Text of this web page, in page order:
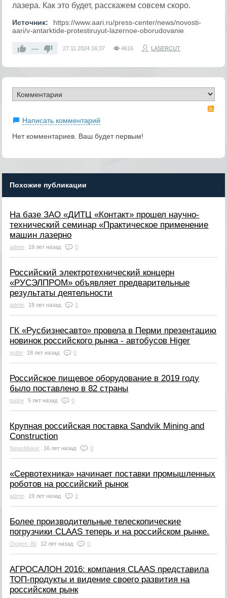
лазера. Как это будет, расскажем совсем скоро.
Источник:
https://www.aari.ru/press-center/news/novosti-
aari/v-antarktide-protestiruyut-lazernoe-oborudovanie
— 27.11.2024 16:37 4616 LASERCUT
Написать комментарий
Нет комментариев. Ваш будет первым!
Похожие публикации
На базе ЗАО «ДИТЦ «Контакт» прошел научно-
технический семинар «Практическое применение
машин лазерно
admin 19 лет назад 0
Российский электротехнический концерн
«РУСЭЛПРОМ» объявляет предварительные
результаты деятельности
admin 19 лет назад 0
ГК «Русбизнесавто» провела в Перми презентацию
новинок российского рынка - автобусов Higer
gottin 18 лет назад 0
Российское пищевое оборудование в 2019 году
было поставлено в 82 страны
padre 5 лет назад 0
Крупная российская поставка Sandvik Mining and
Construction
NewsMaker 16 лет назад 0
«Сервотехника» начинает поставки промышленных
роботов на российский рынок
admin 19 лет назад 0
Более производительные телескопические
погрузчики CLAAS теперь и на российском рынке.
Oxigen_80 12 лет назад 0
АГРОСАЛОН 2016: компания CLAAS представила
ТОП-продукты и видение своего развития на
российском рынк